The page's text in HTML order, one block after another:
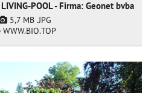
POOL - Firma: Geonet bvba
5,7 MB .JPG